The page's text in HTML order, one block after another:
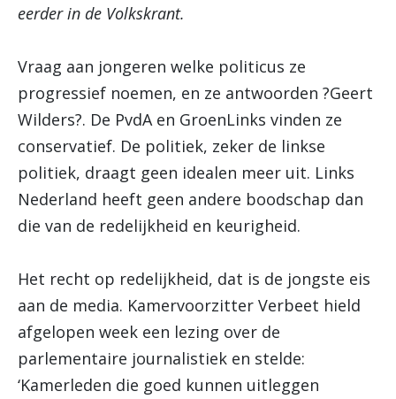
eerder in de Volkskrant.
Vraag aan jongeren welke politicus ze
progressief noemen, en ze antwoorden ?Geert
Wilders?. De PvdA en GroenLinks vinden ze
conservatief. De politiek, zeker de linkse
politiek, draagt geen idealen meer uit. Links
Nederland heeft geen andere boodschap dan
die van de redelijkheid en keurigheid.
Het recht op redelijkheid, dat is de jongste eis
aan de media. Kamervoorzitter Verbeet hield
afgelopen week een lezing over de
parlementaire journalistiek en stelde:
‘Kamerleden die goed kunnen uitleggen